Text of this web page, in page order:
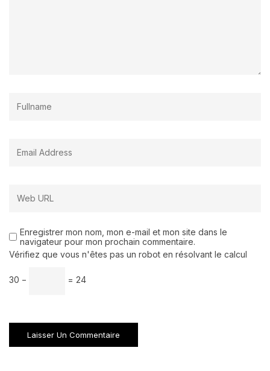
Enregistrer mon nom, mon e-mail et mon site dans le
navigateur pour mon prochain commentaire.
Vérifiez que vous n'êtes pas un robot en résolvant le calcul
30 − = 24